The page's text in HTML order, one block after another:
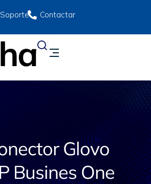
Soporte Contactar
Glovo
Busines One